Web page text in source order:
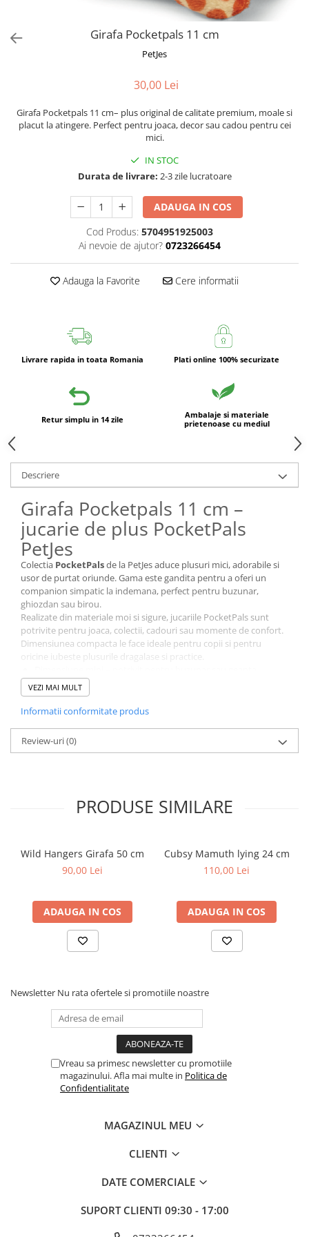
Caiete 3D
Wild Hangers
Baby Products
PocketPals
Glitter Keychains
Action Cars
Girafa Pocketpals 11 cm
PetJes
30,00 Lei
Girafa Pocketpals 11 cm– plus original de calitate premium, moale si
placut la atingere. Perfect pentru joaca, decor sau cadou pentru cei
mici.
IN STOC
Durata de livrare: 2-3 zile lucratoare
ADAUGA IN COS
Cod Produs: 5704951925003
Ai nevoie de ajutor? 0723266454
Adauga la Favorite Cere informatii
Livrare rapida in toata Romania Plati online 100% securizate
Retur simplu in 14 zile
Ambalaje si materiale
prietenoase cu mediul
Descriere
Girafa Pocketpals 11 cm –
jucarie de plus PocketPals
PetJes
Colectia PocketPalsde la PetJes aduce plusuri mici, adorabile si
usor de purtat oriunde. Gama este gandita pentru a oferi un
companion simpatic la indemana, perfect pentru buzunar,
ghiozdan sau birou.
Realizate din materiale moi si sigure, jucariile PocketPals sunt
potrivite pentru joaca, colectii, cadouri sau momente de confort.
Dimensiunea compacta le face ideale pentru copii si pentru
oricine iubeste plusurile dragalase si practice.
Material moale si placut la atingere
Design adorabil si usor de iubit
Excelent pentru joaca, cadouri si colectii
oferind prieteni mici, perfecti pentru a fi purtati peste tot.
Jucarie de plus PocketPals PetJes – mic, simpatic si mereu
VEZI MAI MULT
Informatii conformitate produs
Review-uri(0)
PRODUSE SIMILARE
Wild Hangers Girafa 50 cm
90,00 Lei
ADAUGA IN COS
Cubsy Mamuth lying 24 cm
110,00 Lei
ADAUGA IN COS
Newsletter Nu rata ofertele si promotiile noastre
Vreau sa primesc newsletter cu promotiile
magazinului. Afla mai multe in Politica de
Confidentialitate
MAGAZINUL MEU
CLIENTI
DATE COMERCIALE
SUPORT CLIENTI 09:30 - 17:00